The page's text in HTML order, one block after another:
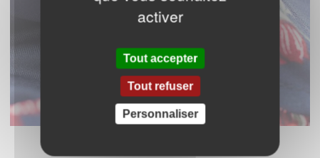
activer
Tout accepter
Tout refuser
Personnaliser